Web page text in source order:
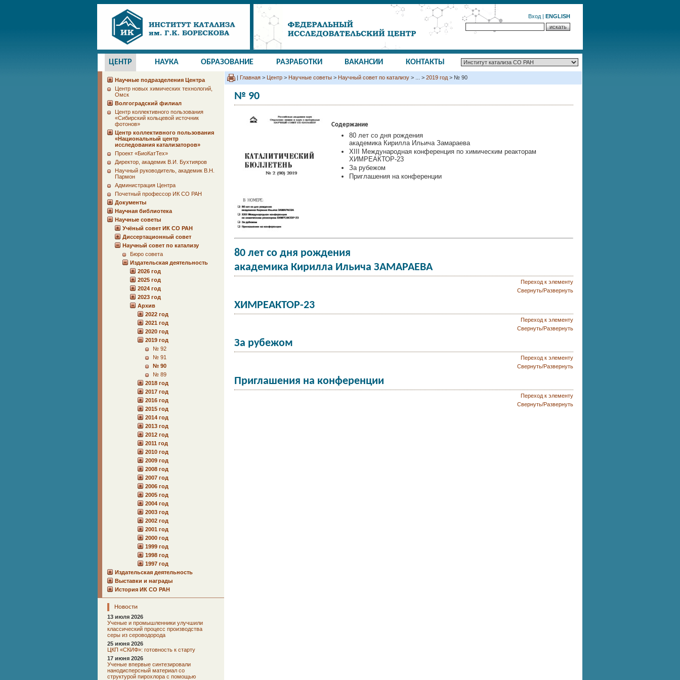
Вход | ENGLISH
ЦЕНТР НАУКА ОБРАЗОВАНИЕ РАЗРАБОТКИ ВАКАНСИИ КОНТАКТЫ
Научные подразделения Центра
Центр новых химических технологий,
Омск
Волгоградский филиал
Центр коллективного пользования
«Сибирский кольцевой источник
фотонов»
Центр коллективного пользования
«Национальный центр
исследования катализаторов»
Проект «БиоКатТех»
Директор, академик В.И. Бухтияров
Научный руководитель, академик В.Н.
Пармон
Администрация Центра
Почетный профессор ИК СО РАН
Документы
Научная библиотека
Научные советы
Учёный совет ИК СО РАН
Диссертационный совет
Научный совет по катализу
Бюро совета
Издательская деятельность
2026 год
2025 год
2024 год
2023 год
Архив
2022 год
2021 год
2020 год
2019 год
№ 92
№ 91
№ 90
№ 89
2018 год
2017 год
2016 год
2015 год
2014 год
2013 год
2012 год
2011 год
2010 год
2009 год
2008 год
2007 год
2006 год
2005 год
2004 год
2003 год
2002 год
2001 год
2000 год
1999 год
1998 год
1997 год
Издательская деятельность
Выставки и награды
История ИК СО РАН
Новости
13 июля 2026
Ученые и промышленники улучшили
классический процесс производства
серы из сероводорода
25 июня 2026
ЦКП «СКИФ»: готовность к старту
17 июня 2026
Ученые впервые синтезировали
нанодисперсный материал со
структурой пирохлора с помощью
| Главная > Центр > Научные советы > Научный совет по катализу > ... > 2019 год > № 90
№ 90
Содержание
80 лет со дня рождения
академика Кирилла Ильича Замараева
XIII Международная конференция по химическим реакторам
ХИМРЕАКТОР-23
За рубежом
Приглашения на конференции
80 лет со дня рождения
академика Кирилла Ильича ЗАМАРАЕВА
Переход к элементу
Свернуть/Развернуть
ХИМРЕАКТОР-23
Переход к элементу
Свернуть/Развернуть
За рубежом
Переход к элементу
Свернуть/Развернуть
Приглашения на конференции
Переход к элементу
Свернуть/Развернуть